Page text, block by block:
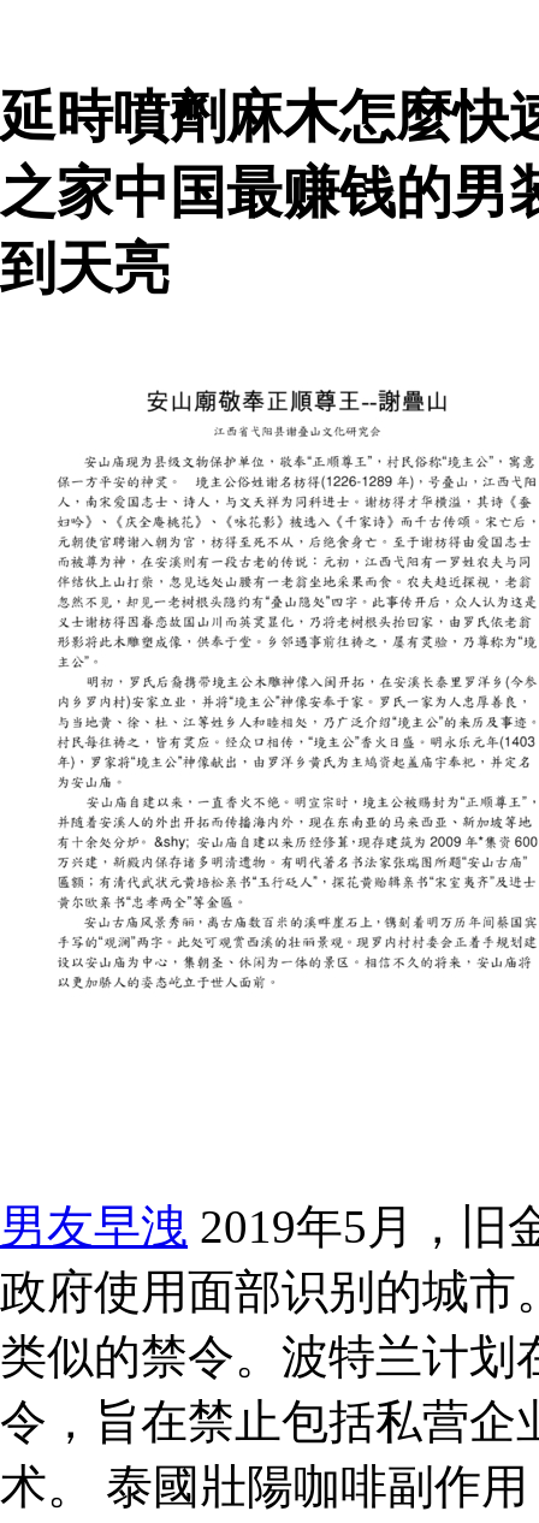
延時噴劑麻木怎麼快
之家中国最赚钱的男
到天亮
男友早洩 2019年5月，旧
政府使用面部识别的城市
类似的禁令。波特兰计划
令，旨在禁止包括私营企
术。 泰國壯陽咖啡副作